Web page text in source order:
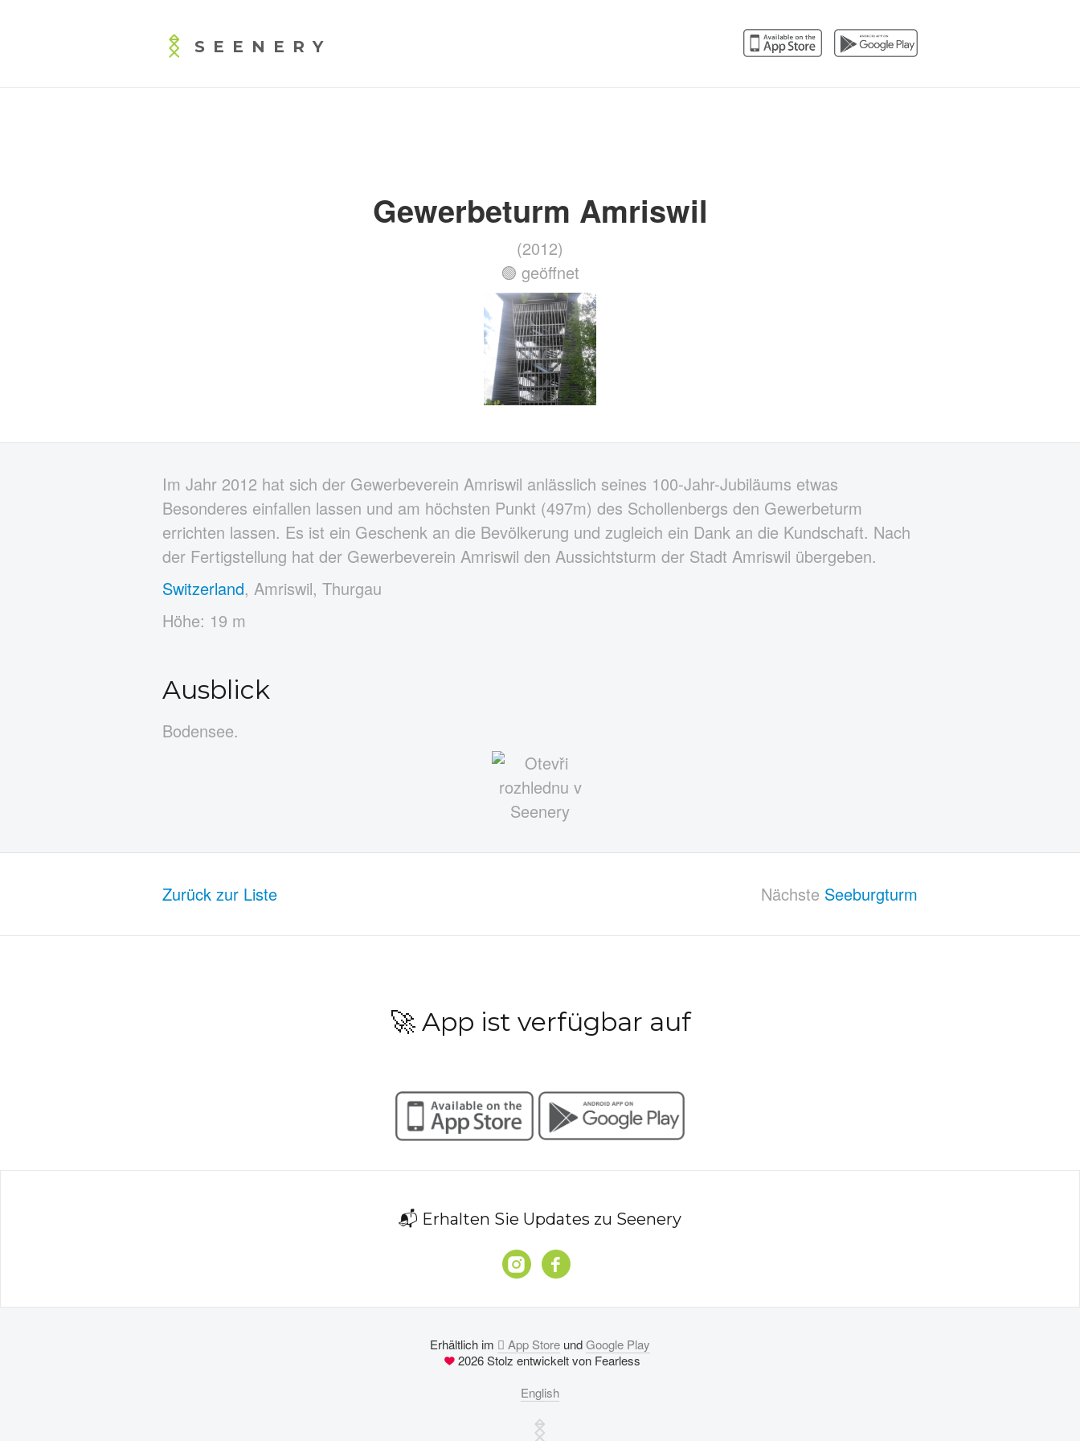
SEENERY
Gewerbeturm Amriswil
(2012)
🟢 geöffnet
Im Jahr 2012 hat sich der Gewerbeverein Amriswil anlässlich seines 100-Jahr-Jubiläums etwas
Besonderes einfallen lassen und am höchsten Punkt (497m) des Schollenbergs den Gewerbeturm
errichten lassen. Es ist ein Geschenk an die Bevölkerung und zugleich ein Dank an die Kundschaft. Nach
der Fertigstellung hat der Gewerbeverein Amriswil den Aussichtsturm der Stadt Amriswil übergeben.
Switzerland, Amriswil, Thurgau
Höhe: 19 m
Ausblick
Bodensee.
Zurück zur Liste Nächste Seeburgturm
🚀 App ist verfügbar auf
📬 Erhalten Sie Updates zu Seenery
Erhältlich im  App Store undGoogle Play
2026 Stolz entwickelt von Fearless
English